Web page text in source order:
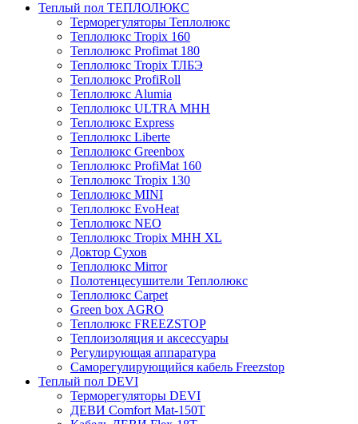
Теплый пол ТЕПЛОЛЮКС
Терморегуляторы Теплолюкс
Теплолюкс Tropix 160
Теплолюкс Profimat 180
Теплолюкс Tropix ТЛБЭ
Теплолюкс ProfiRoll
Теплолюкс Alumia
Теплолюкс ULTRA МНН
Теплолюкс Express
Теплолюкс Liberte
Теплолюкс Greenbox
Теплолюкс ProfiMat 160
Теплолюкс Tropix 130
Теплолюкс MINI
Теплолюкс EvoHeat
Теплолюкс NEO
Теплолюкс Tropix МНН XL
Доктор Сухов
Теплолюкс Mirror
Полотенцесушители Теплолюкс
Теплолюкс Carpet
Green box AGRO
Теплолюкс FREEZSTOP
Теплоизоляция и аксессуары
Регулирующая аппаратура
Cаморегулирующийся кабель Freezstop
Теплый пол DEVI
Терморегуляторы DEVI
ДЕВИ Comfort Mat-150T